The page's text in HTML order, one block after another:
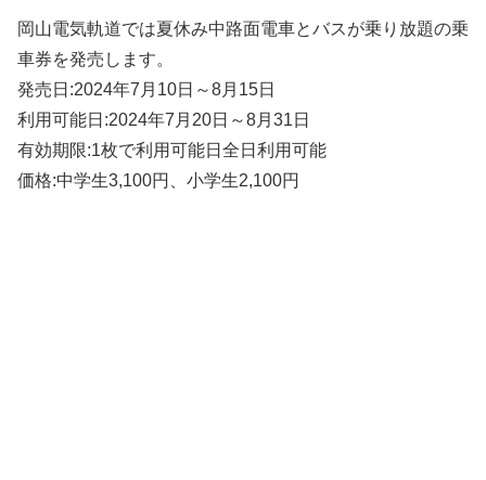
岡山電気軌道では夏休み中路面電車とバスが乗り放題の乗
車券を発売します。
発売日:2024年7月10日～8月15日
利用可能日:2024年7月20日～8月31日
有効期限:1枚で利用可能日全日利用可能
価格:中学生3,100円、小学生2,100円